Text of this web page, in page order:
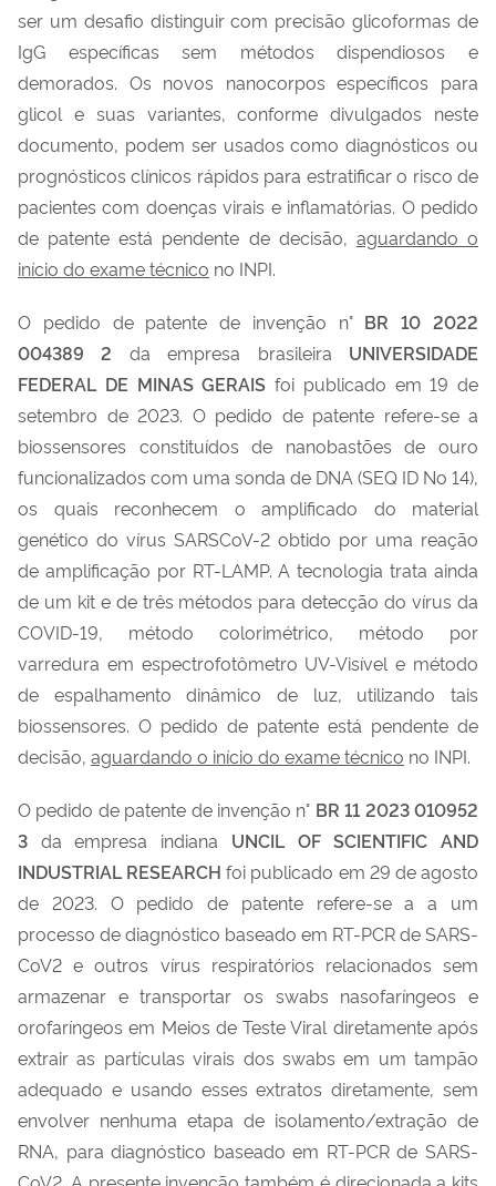
ser um desafio distinguir com precisão glicoformas de
IgG específicas sem métodos dispendiosos e
demorados. Os novos nanocorpos específicos para
glicol e suas variantes, conforme divulgados neste
documento, podem ser usados como diagnósticos ou
prognósticos clínicos rápidos para estratificar o risco de
pacientes com doenças virais e inflamatórias. O pedido
de patente está pendente de decisão, aguardando o
início do exame técnico no INPI.
O pedido de patente de invenção n° BR 10 2022
004389 2 da empresa brasileira UNIVERSIDADE
FEDERAL DE MINAS GERAIS foi publicado em 19 de
setembro de 2023. O pedido de patente refere-se a
biossensores constituídos de nanobastões de ouro
funcionalizados com uma sonda de DNA (SEQ ID No 14),
os quais reconhecem o amplificado do material
genético do vírus SARSCoV-2 obtido por uma reação
de amplificação por RT-LAMP. A tecnologia trata ainda
de um kit e de três métodos para detecção do vírus da
COVID-19, método colorimétrico, método por
varredura em espectrofotômetro UV-Visível e método
de espalhamento dinâmico de luz, utilizando tais
biossensores. O pedido de patente está pendente de
decisão, aguardando o início do exame técnico no INPI.
O pedido de patente de invenção n° BR 11 2023 010952
3 da empresa indiana UNCIL OF SCIENTIFIC AND
INDUSTRIAL RESEARCHfoi publicado em 29 de agosto
de 2023. O pedido de patente refere-se a a um
processo de diagnóstico baseado em RT-PCR de SARS-
CoV2 e outros vírus respiratórios relacionados sem
armazenar e transportar os swabs nasofaríngeos e
orofaríngeos em Meios de Teste Viral diretamente após
extrair as partículas virais dos swabs em um tampão
adequado e usando esses extratos diretamente, sem
envolver nenhuma etapa de isolamento/extração de
RNA, para diagnóstico baseado em RT-PCR de SARS-